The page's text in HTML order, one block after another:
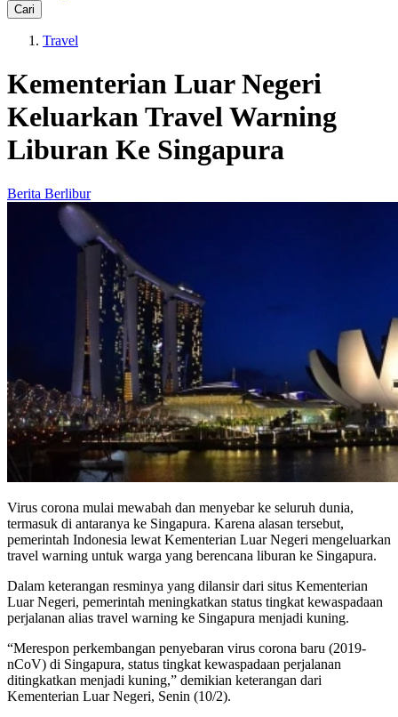
Cari
Travel
Kementerian Luar Negeri
Keluarkan Travel Warning
Liburan Ke Singapura
Berita Berlibur
Virus corona mulai mewabah dan menyebar ke seluruh dunia,
termasuk di antaranya ke Singapura. Karena alasan tersebut,
pemerintah Indonesia lewat Kementerian Luar Negeri mengeluarkan
travel warning untuk warga yang berencana liburan ke Singapura.
Dalam keterangan resminya yang dilansir dari situs Kementerian
Luar Negeri, pemerintah meningkatkan status tingkat kewaspadaan
perjalanan alias travel warning ke Singapura menjadi kuning.
“Merespon perkembangan penyebaran virus corona baru (2019-
nCoV) di Singapura, status tingkat kewaspadaan perjalanan
ditingkatkan menjadi kuning,” demikian keterangan dari
Kementerian Luar Negeri, Senin (10/2).